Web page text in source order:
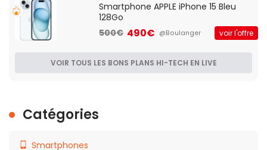
Smartphone APPLE iPhone 15 Bleu
128Go
500€ 490€ @Boulanger voir l'offre
VOIR TOUS LES BONS PLANS HI-TECH EN LIVE
Catégories
Smartphones